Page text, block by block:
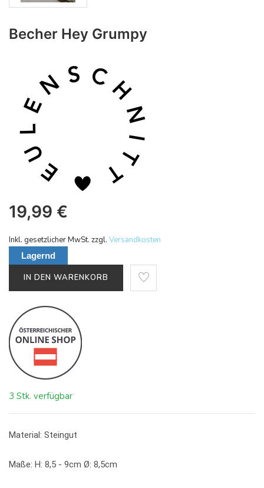
Becher Hey Grumpy
19,99 €
Inkl. gesetzlicher MwSt. zzgl. Versandkosten
Lagernd
IN DEN WARENKORB
3 Stk. verfügbar
Material: Steingut
Maße: H: 8,5 - 9cm Ø: 8,5cm